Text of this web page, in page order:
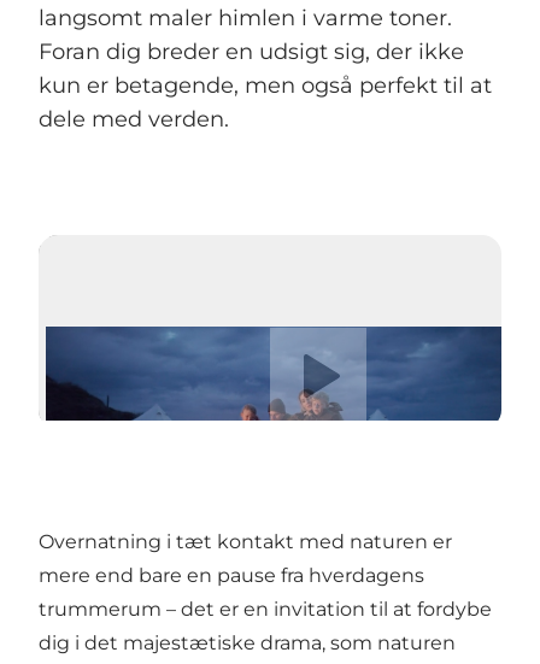
langsomt maler himlen i varme toner.
Foran dig breder en udsigt sig, der ikke
kun er betagende, men også perfekt til at
dele med verden.
Overnatning i tæt kontakt med naturen er
mere end bare en pause fra hverdagens
trummerum – det er en invitation til at fordybe
dig i det majestætiske drama, som naturen